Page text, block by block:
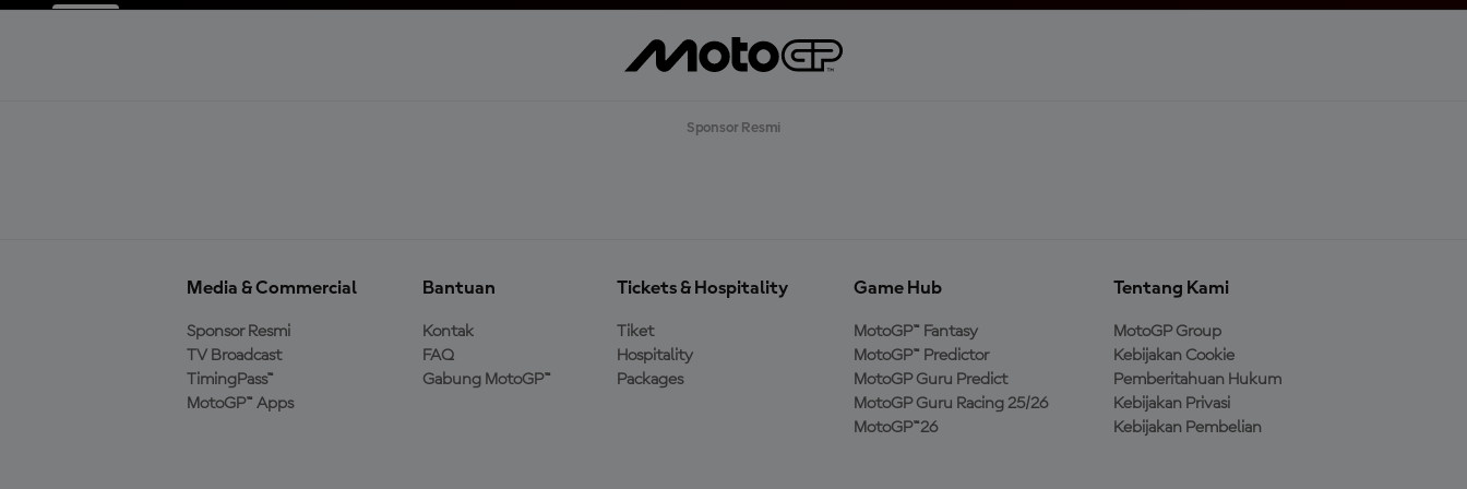
Sponsor Resmi
Media & Commercial
Sponsor Resmi
TV Broadcast
TimingPass™
MotoGP™ Apps
Bantuan
Kontak
FAQ
Gabung MotoGP™
Tickets & Hospitality
Tiket
Hospitality
Packages
Game Hub
MotoGP™ Fantasy
MotoGP™ Predictor
MotoGP Guru Predict
MotoGP Guru Racing 25/26
MotoGP™26
Tentang Kami
MotoGP Group
Kebijakan Cookie
Pemberitahuan Hukum
Kebijakan Privasi
Kebijakan Pembelian